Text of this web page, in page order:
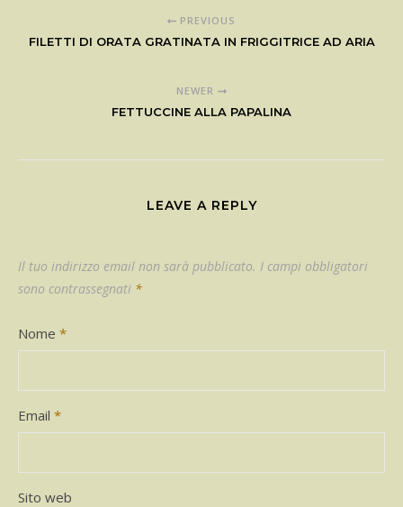
PREVIOUS
FILETTI DI ORATA GRATINATA IN FRIGGITRICE AD ARIA
NEWER
FETTUCCINE ALLA PAPALINA
LEAVE A REPLY
Il tuo indirizzo email non sarà pubblicato. I campi obbligatori
sono contrassegnati *
Nome *
Email *
Sito web